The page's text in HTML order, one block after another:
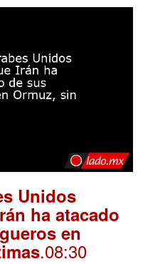
Unidos
ha atacado
en
.08:30